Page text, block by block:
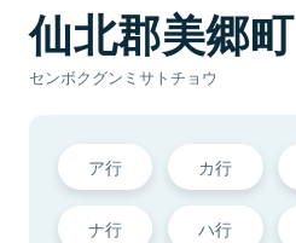
仙北郡美郷町
センボクグンミサトチョウ
ア行 カ行
ナ行 ハ行